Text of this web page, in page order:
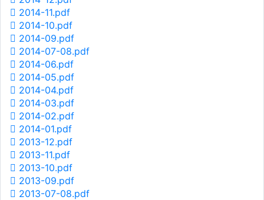
2014-11.pdf
2014-10.pdf
2014-09.pdf
2014-07-08.pdf
2014-06.pdf
2014-05.pdf
2014-04.pdf
2014-03.pdf
2014-02.pdf
2014-01.pdf
2013-12.pdf
2013-11.pdf
2013-10.pdf
2013-09.pdf
2013-07-08.pdf